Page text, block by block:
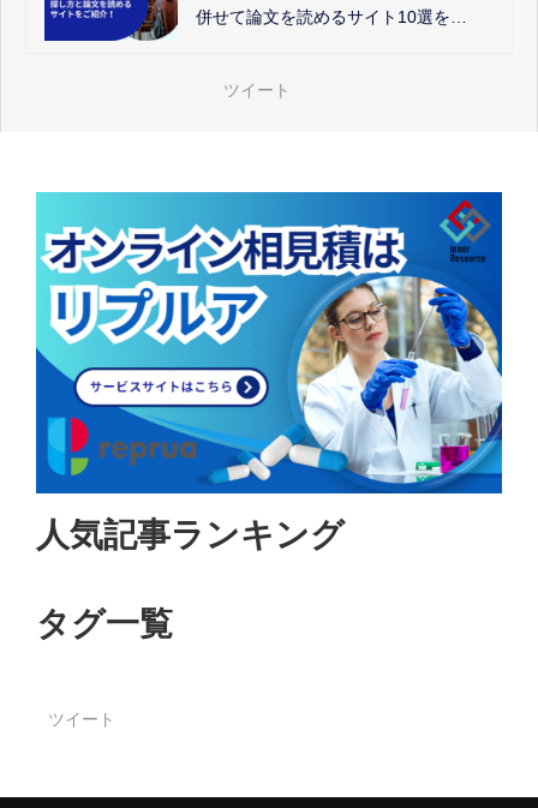
併せて論文を読めるサイト10選をご
ツイート
人気記事ランキング
タグ一覧
ツイート